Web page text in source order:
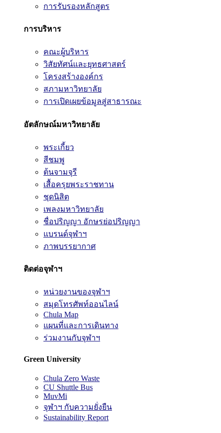
การรับรองหลักสูตร
การบริหาร
คณะผู้บริหาร
วิสัยทัศน์และยุทธศาสตร์
โครงสร้างองค์กร
สภามหาวิทยาลัย
การเปิดเผยข้อมูลสู่สาธารณะ
อัตลักษณ์มหาวิทยาลัย
พระเกี้ยว
สีชมพู
ต้นจามจุรี
เสื้อครุยพระราชทาน
ชุดนิสิต
เพลงมหาวิทยาลัย
ชื่อปริญญา อักษรย่อปริญญา
แบรนด์จุฬาฯ
ภาพบรรยากาศ
ติดต่อจุฬาฯ
หน่วยงานของจุฬาฯ
สมุดโทรศัพท์ออนไลน์
Chula Map
แผนที่และการเดินทาง
ร่วมงานกับจุฬาฯ
Green University
Chula Zero Waste
CU Shuttle Bus
MuvMi
จุฬาฯ กับความยั่งยืน
Sustainability Report